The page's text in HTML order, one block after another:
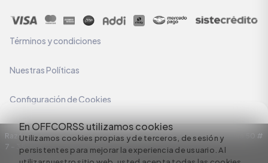
En OFFCORSS utilizamos cookies
Utilizamos cookies propias y de terceros, de sesión y
persistentes para mejorar la experiencia de usuario. Al
Términos y condiciones
Nuestras Políticas
Configuración de Cookies
Razón Social: C.I HERMECO S.A. NIT: 890924167-6 Dirección: Carrera 50 #
7 – 35